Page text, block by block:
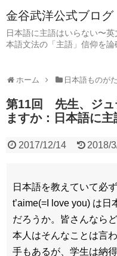
金谷武洋公式ブログ
日本語に主語はいらない〜
本語文法の「主語」信仰を論
ホーム 日本語ものが
第11回 先生、ジュ
ますか：日本語に
2017/12/14 2018/
日本語を教えていて必
t’aime(=I love you) は
だろうか。皆さんなら
本人はそんなことは言
手もあるが、学生は納